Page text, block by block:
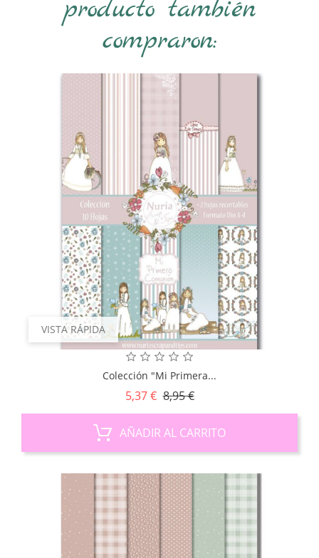
producto también
compraron:
VISTA RÁPIDA
Colección "Mi Primera...
5,37 € Precio
8,95 €Precio
AÑADIR AL CARRITO